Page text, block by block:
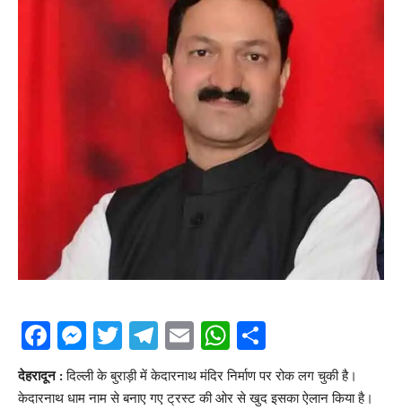
Facebook
Messenger
Twitter
Telegram
EmailWhatsApp
देहरादून :दिल्ली के बुराड़ी में केदारनाथ मंदिर निर्माण पर रोक लग चुकी है।
केदारनाथ धाम नाम से बनाए गए ट्रस्ट की ओर से खुद इसका ऐलान किया है।